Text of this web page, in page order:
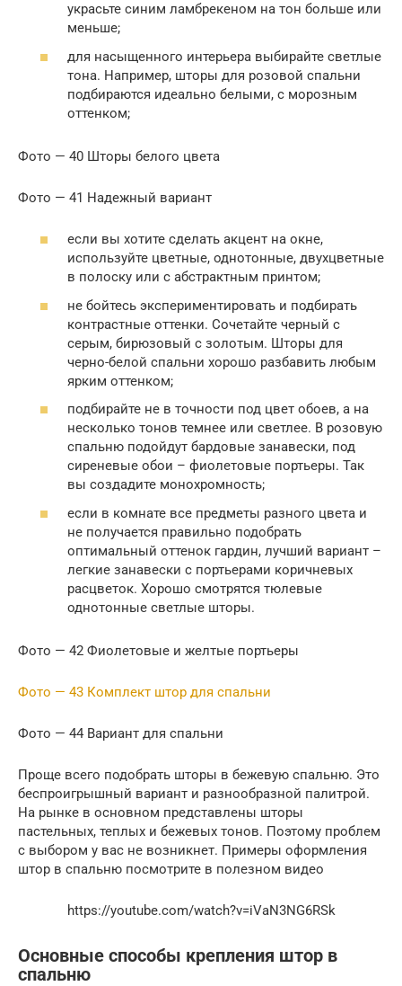
украсьте синим ламбрекеном на тон больше или
меньше;
для насыщенного интерьера выбирайте светлые
тона. Например, шторы для розовой спальни
подбираются идеально белыми, с морозным
оттенком;
Фото — 40 Шторы белого цвета
Фото — 41 Надежный вариант
если вы хотите сделать акцент на окне,
используйте цветные, однотонные, двухцветные
в полоску или с абстрактным принтом;
не бойтесь экспериментировать и подбирать
контрастные оттенки. Сочетайте черный с
серым, бирюзовый с золотым. Шторы для
черно-белой спальни хорошо разбавить любым
ярким оттенком;
подбирайте не в точности под цвет обоев, а на
несколько тонов темнее или светлее. В розовую
спальню подойдут бардовые занавески, под
сиреневые обои – фиолетовые портьеры. Так
вы создадите монохромность;
если в комнате все предметы разного цвета и
не получается правильно подобрать
оптимальный оттенок гардин, лучший вариант –
легкие занавески с портьерами коричневых
расцветок. Хорошо смотрятся тюлевые
однотонные светлые шторы.
Фото — 42 Фиолетовые и желтые портьеры
Фото — 43 Комплект штор для спальни
Фото — 44 Вариант для спальни
Проще всего подобрать шторы в бежевую спальню. Это
беспроигрышный вариант и разнообразной палитрой.
На рынке в основном представлены шторы
пастельных, теплых и бежевых тонов. Поэтому проблем
с выбором у вас не возникнет. Примеры оформления
штор в спальню посмотрите в полезном видео
https://youtube.com/watch?v=iVaN3NG6RSk
Основные способы крепления штор в
спальню